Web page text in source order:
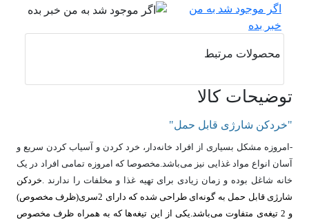
اگر موجود شد به من
خبر بده
محصولات مرتبط
توضیحات کالا
"خرد‌کن شارژی قابل حمل"
-امروزه مشکل بسیاری از افراد خانه‌دار، خرد کردن و آسیاب کردن سریع و
آسان انواع مواد غذایی نیز می‌باشد.مخصوصا که امروزه تمامی افراد در یک
خانه شاغل بوده و زمان زیادی برای تهیه غذا و مخلفات را ندارند .خرد‌کن
شارژی قابل حمل به گونه‌ای طراحی شده که دارای 2سری(ظرف مخصوص)
و 2 تیغه‌ی متفاوت می‌باشد.یکی از این تیغه‌ها که به همراه ظرف مخصوص